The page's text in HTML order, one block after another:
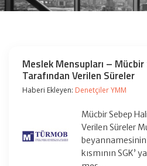
Meslek Mensupları – Mücbir
Tarafından Verilen Süreler
Haberi Ekleyen: Denetçiler YMM
Mücbir Sebep
Verilen Süreler
beyannamesinin
kısmının SGK’